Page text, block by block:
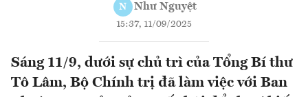
N Như Nguyệt
15:37, 11/09/2025
Sáng 11/9, dưới sự chủ trì của Tổng Bí thư
Tô Lâm, Bộ Chính trị đã làm việc với Ban